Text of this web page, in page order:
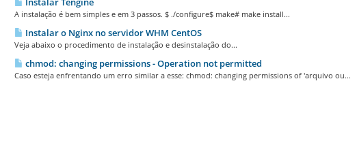
A instalação é bem simples e em 3 passos. $ ./configure$ make# make install...
Instalar o Nginx no servidor WHM CentOS
Veja abaixo o procedimento de instalação e desinstalação do...
chmod: changing permissions - Operation not permitted
Caso esteja enfrentando um erro similar a esse: chmod: changing permissions of 'arquivo ou...